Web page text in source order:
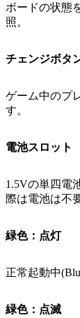
ボードの状態
照。
チェンジボタ
ゲーム中のプ
す。
電池スロット
1.5Vの単四電
際は電池は不
緑色：点灯
正常起動中
緑色：点滅